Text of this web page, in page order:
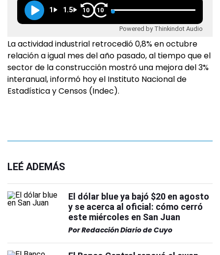
1 1.5 10 10
Powered by Thinkindot Audio
La actividad industrial retrocedió 0,8% en octubre
relación a igual mes del año pasado, al tiempo que el
sector de la construcción mostró una mejora del 3%
interanual, informó hoy el Instituto Nacional de
Estadística y Censos (Indec).
LEÉ ADEMÁS
El dólar blue ya bajó $20 en agosto
y se acerca al oficial: cómo cerró
este miércoles en San Juan
PorRedacción Diario de Cuyo